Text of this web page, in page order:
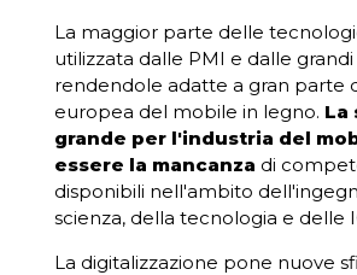
La maggior parte delle
utilizzata dalle PMI e dalle
rendendole adatte a gran parte
europea del mobile in legno. La
grande per l'industria del
essere la mancanza di
disponibili nell'ambito
scienza, della tecnologia e delle
La digitalizzazione pone nuove